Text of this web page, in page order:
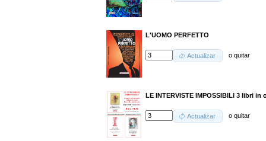
L'UOMO PERFETTO
Actualizar oquitar
LE INTERVISTE IMPOSSIBILI 3 libri in
Actualizar oquitar